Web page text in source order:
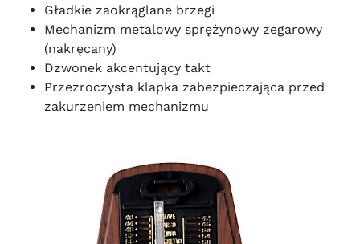
Gładkie zaokrąglane brzegi
Mechanizm metalowy sprężynowy zegarowy
(nakręcany)
Dzwonek akcentujący takt
Przezroczysta klapka zabezpieczająca przed
zakurzeniem mechanizmu